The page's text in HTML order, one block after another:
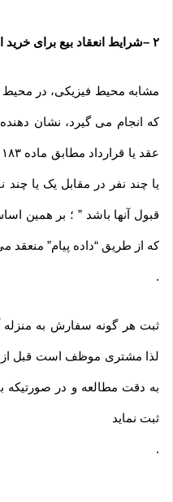
۲ –شرایط انعقاد بیع برای
مشابه محیط فیزیکی، در محیط
که انجام می گیرد، نشان
یا چند نفر در مقابل یک یا چند
قبول آنها باشد ” ؛ بر همین
که از طریق “داده پیام” منعقد
.
ثبت هر گونه سفارش به منزله
لذا مشتری موظف است قبل از
به دقت مطالعه و در صورتیکه
ثبت نماید
.